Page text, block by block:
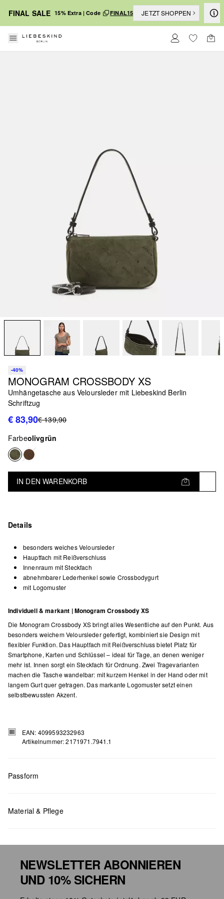
FINAL SALE 15% Extra | Code FINAL15 JETZT SHOPPEN
-40%
MONOGRAM CROSSBODY XS
Umhängetasche aus Veloursleder mit Liebeskind Berlin
Schriftzug
€ 83,90€ 139,90
Farbeolivgrün
IN DEN WARENKORB
Details
besonders weiches Veloursleder
Hauptfach mit Reißverschluss
Innenraum mit Steckfach
abnehmbarer Lederhenkel sowie Crossbodygurt
mit Logomuster
Individuell & markant | Monogram Crossbody XS
Die Monogram Crossbody XS bringt alles Wesentliche auf den Punkt. Aus
besonders weichem Veloursleder gefertigt, kombiniert sie Design mit
flexibler Funktion. Das Hauptfach mit Reißverschluss bietet Platz für
Smartphone, Karten und Schlüssel – ideal für Tage, an denen weniger
mehr ist. Innen sorgt ein Steckfach für Ordnung. Zwei Tragevarianten
machen die Tasche wandelbar: mit kurzem Henkel in der Hand oder mit
langem Gurt quer getragen. Das markante Logomuster setzt einen
selbstbewussten Akzent.
EAN: 4099593232963
Artikelnummer: 2171971.7941.1
Passform
Material & Pflege
NEWSLETTER ABONNIEREN
UND 10% SICHERN